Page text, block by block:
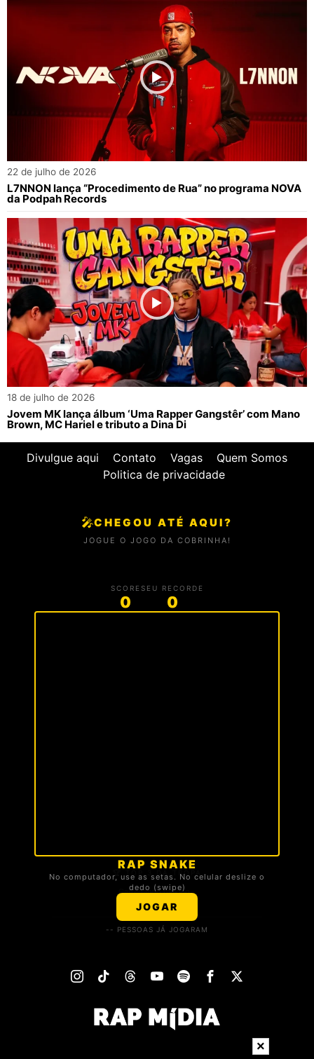
22 de julho de 2026
L7NNON lança “Procedimento de Rua” no programa NOVA
da Podpah Records
18 de julho de 2026
Jovem MK lança álbum ‘Uma Rapper Gangstêr’ com Mano
Brown, MC Hariel e tributo a Dina Di
Divulgue aqui Contato Vagas
Quem Somos
Politica de privacidade
🎤CHEGOU ATÉ AQUI?
JOGUE O JOGO DA COBRINHA!
SCORE
0
SEU RECORDE
0
RAP SNAKE
No computador, use as setas. No celular deslize o
dedo (swipe)
JOGAR
🏆 TOP 3 DA TROPA
Carregando ranking...
-- PESSOAS JÁ JOGARAM
×